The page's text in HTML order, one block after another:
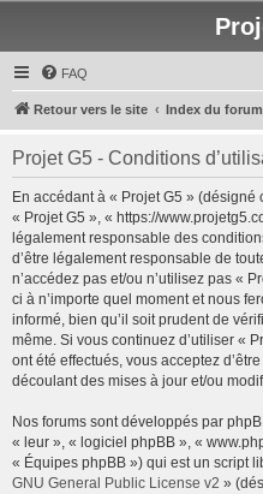
FAQ
Retour vers le site Index du forum
Projet G5 - Conditions
En accédant à « Projet G5 »
« Projet G5 », « https://
légalement responsable des
d’être légalement responsable de
n’accédez pas et/ou n’utilisez pas «
ci à n’importe quel moment et nous
informé, bien qu’il soit prudent de
même. Si vous continuez d’utiliser «
ont été effectués, vous acceptez
découlant des mises à jour et/ou
Nos forums sont développés par
« leur », « logiciel phpBB », «
« Équipes phpBB ») qui est un script
GNU General Public License v2 »